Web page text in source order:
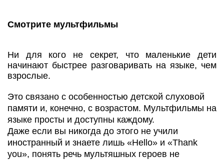
Смотрите мультфильмы
Ни для кого не секрет, что маленькие дети
начинают быстрее разговаривать на языке, чем
взрослые.
Это связано с особенностью детской слуховой
памяти и, конечно, с возрастом. Мультфильмы на
языке просты и доступны каждому.
Даже если вы никогда до этого не учили
иностранный и знаете лишь «Hello» и «Thank
you», понять речь мультяшных героев не